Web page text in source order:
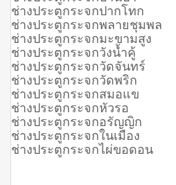
ช่างประตูกระจกปากโทก
ช่างประตูกระจกพลายชุมพล
ช่างประตูกระจกมะขามสูง
ช่างประตูกระจกวังน้ำคู้
ช่างประตูกระจกวัดจันทร์
ช่างประตูกระจกวัดพริก
ช่างประตูกระจกสมอแข
ช่างประตูกระจกหัวรอ
ช่างประตูกระจกอรัญญิก
ช่างประตูกระจกในเมือง
ช่างประตูกระจกไผ่ขอดอน